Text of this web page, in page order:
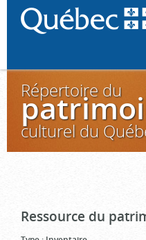
Répertoire du
culturel du
Ressource du